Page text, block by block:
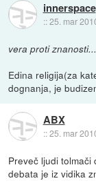
innerspace
::25. mar
vera proti znanosti...
Edina religija(za
dognanja, je
ABX
::25. mar
Preveč ljudi
debata je iz vidika